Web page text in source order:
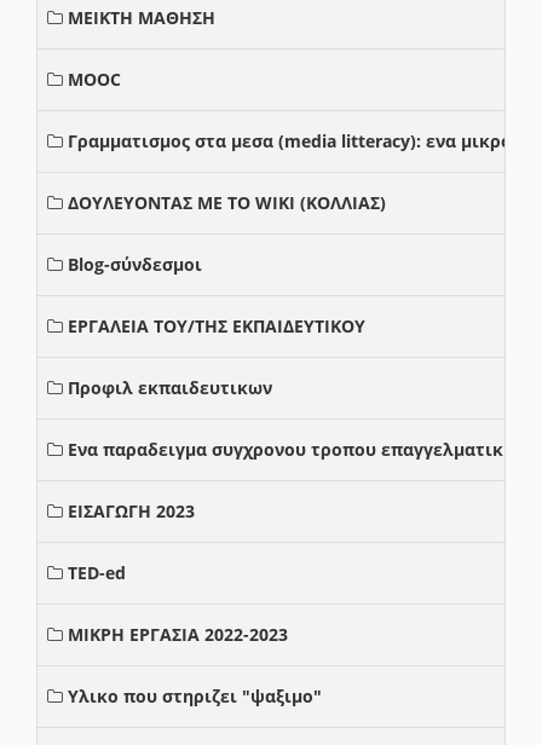
ΜΕΙΚΤΗ ΜΑΘΗΣΗ
MOOC
Γραμματισμος στα μεσα (media litteracy): ενα μικρο
ΔΟΥΛΕΥΟΝΤΑΣ ΜΕ ΤΟ WIKI (ΚΟΛΛΙΑΣ)
Blog-σύνδεσμοι
ΕΡΓΑΛΕΙΑ ΤΟΥ/ΤΗΣ ΕΚΠΑΙΔΕΥΤΙΚΟΥ
Προφιλ εκπαιδευτικων
Ενα παραδειγμα συγχρονου τροπου επαγγελματικης
ΕΙΣΑΓΩΓΗ 2023
TED-ed
ΜΙΚΡΗ ΕΡΓΑΣΙΑ 2022-2023
Υλικο που στηριζει "ψαξιμο"